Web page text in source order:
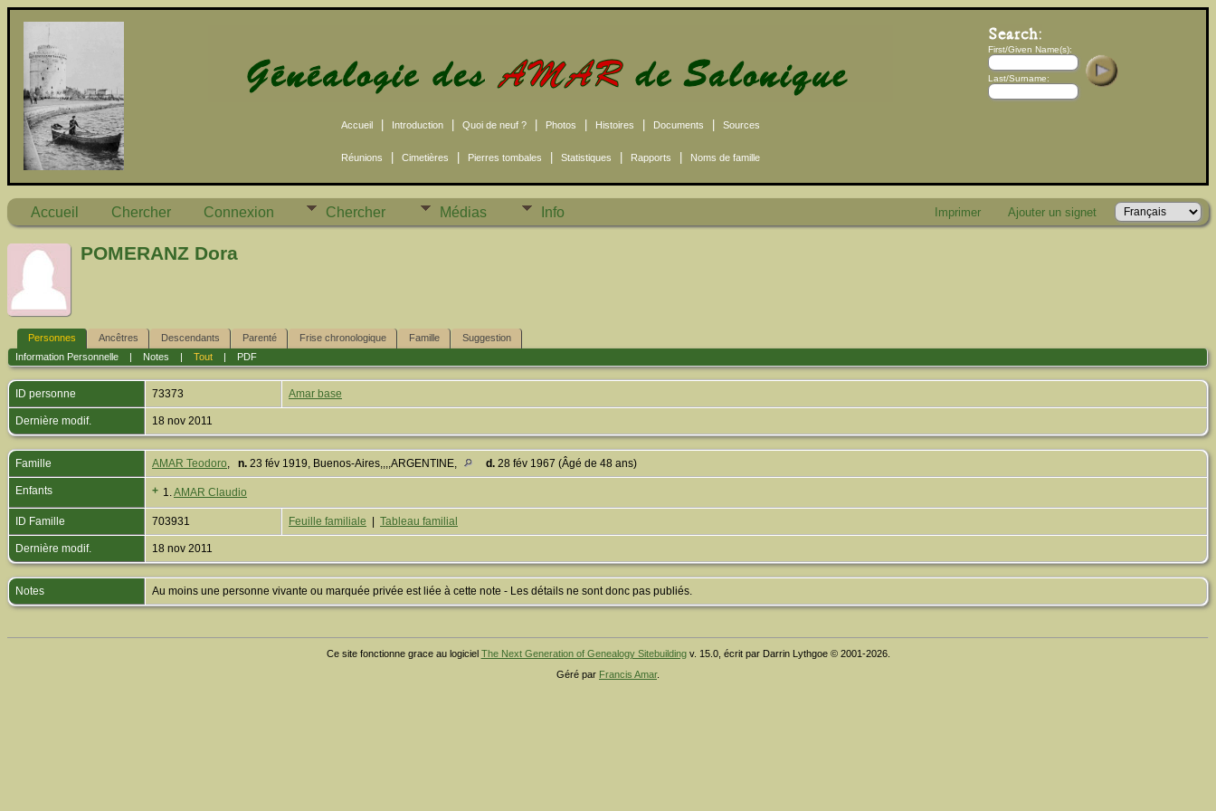
Accueil Introduction Quoi de neuf ? Photos Histoires Documents Sources
Réunions Cimetières Pierres tombales Statistiques Rapports Noms de famille
First/Given Name(s):
Last/Surname:
Accueil Chercher Connexion Chercher Médias Info Imprimer Ajouter un signet
POMERANZ Dora
Personnes Ancêtres Descendants Parenté Frise chronologique Famille
Suggestion
Information Personnelle| Notes Tout| PDF
ID personne 73373 Amar base
Dernière modif. 18 nov 2011
Famille AMAR Teodoro, n. 23 fév 1919, Buenos-Aires,,,,ARGENTINE, d. 28 fév 1967 (Âgé de 48 ans)
Enfants + 1.AMAR Claudio
ID Famille 703931 Feuille familiale Tableau familial
Dernière modif. 18 nov 2011
Notes Au moins une personne vivante ou marquée privée est liée à cette note - Les détails ne sont donc pas publiés.
Ce site fonctionne grace au logiciel The Next Generation of Genealogy Sitebuildingv. 15.0, écrit par Darrin Lythgoe © 2001-2026.
Géré par Francis Amar.